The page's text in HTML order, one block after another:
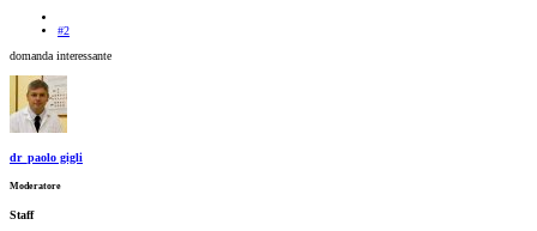
#2
domanda interessante
dr_paolo gigli
Moderatore
Staff